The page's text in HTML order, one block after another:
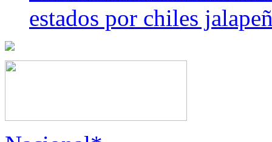
estados por chiles